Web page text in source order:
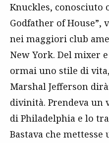
Knuckles, conosciuto
Godfather of House”,
nei maggiori club
New York. Del mixer
ormai uno stile di
Marshal Jefferson
divinità. Prendeva un
di Philadelphia e lo
Bastava che